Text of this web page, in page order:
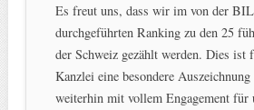
Es freut uns, dass wir im von der
durchgeführten Ranking zu den 25
der Schweiz gezählt werden. Dies ist
Kanzlei eine besondere
weiterhin mit vollem Engagement für